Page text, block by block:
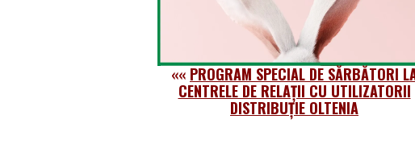
«« PROGRAM SPECIAL DE SĂRBĂTORI
CENTRELE DE RELAȚII CU UTILIZATORII
DISTRIBUȚIE OLTENIA